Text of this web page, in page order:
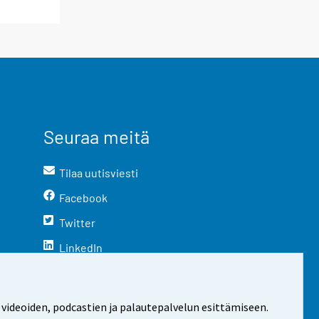
podcastien ja palautepalvelun esittämiseen.
Seuraa meitä
Tilaa uutisviesti
Facebook
Twitter
LinkedIn